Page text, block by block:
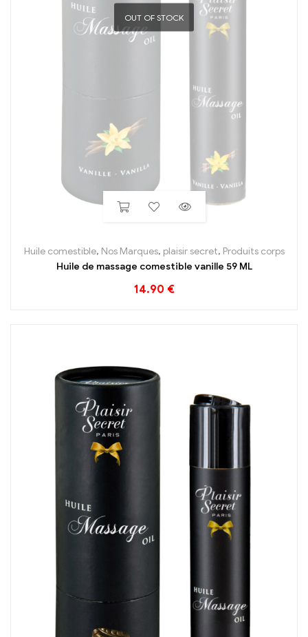
OUT OF STOCK
Huile comestible, Nos Marques, plaisir secret, Produits corps
Huile de massage comestible vanille 59 ML
14.90 €